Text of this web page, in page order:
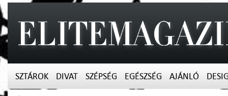
SZTÁROK DIVAT SZÉPSÉG EGÉSZSÉG AJÁNLÓ